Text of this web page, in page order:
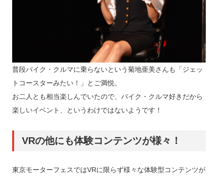
普段バイク・クルマに乗らないという菊地亜美さんも「ジェッ
トコースターみたい！」とご満悦。
お二人とも相当楽しんでいたので、バイク・クルマ好きだから
楽しいイベント、というわけではないようです！
VRの他にも体験コンテンツが様々！
東京モーターフェスではVRに限らず様々な体験型コンテンツが